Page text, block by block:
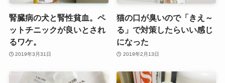
腎臓病の犬と腎性貧血。ペ
ットチニックが良いとされ
るワケ。
2019年3月31日
猫の口が臭いので「きえ～
る」で対策したらいい感じ
になった
2019年2月13日